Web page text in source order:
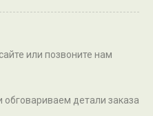
или позвоните нам
детали заказа